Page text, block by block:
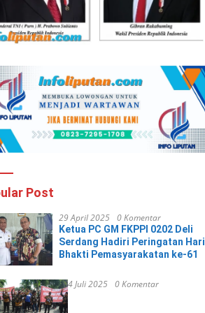
Post
29 April 2025 0 Komentar
Ketua PC GM FKPPI 0202 Deli
Serdang Hadiri Peringatan Hari
Bhakti Pemasyarakatan ke-61
4 Juli 2025 0 Komentar